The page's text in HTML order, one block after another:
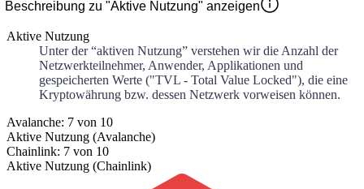
Beschreibung zu "Aktive Nutzung" anzeigen
Aktive Nutzung
Unter der “aktiven Nutzung” verstehen wir die Anzahl der
Netzwerkteilnehmer, Anwender, Applikationen und
gespeicherten Werte ("TVL - Total Value Locked"), die eine
Kryptowährung bzw. dessen Netzwerk vorweisen können.
Avalanche: 7 von 10
Aktive Nutzung (Avalanche)
Chainlink: 7 von 10
Aktive Nutzung (Chainlink)